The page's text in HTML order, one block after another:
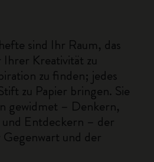
sind Ihr Raum, das
Kreativität zu
zu finden; jedes
zu Papier bringen. Sie
gewidmet – Denkern,
Entdeckern – der
und der